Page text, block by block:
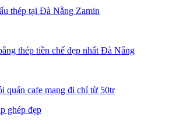
thép tại Đà Nẵng Zamin
thép tiền chế đẹp nhất Đà Nẵng
quán cafe mang đi chỉ từ 50tr